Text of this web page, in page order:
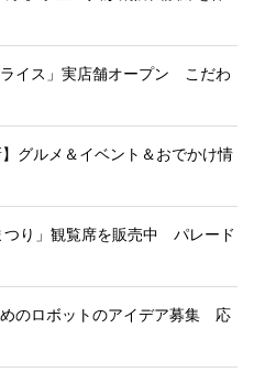
イス」実店舗オープン こだわ
グルメ＆イベント＆おでかけ情
り」観覧席を販売中 パレード
のロボットのアイデア募集 応